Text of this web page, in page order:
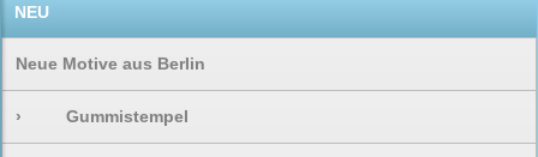
NEU
Neue Motive aus Berlin
› Gummistempel